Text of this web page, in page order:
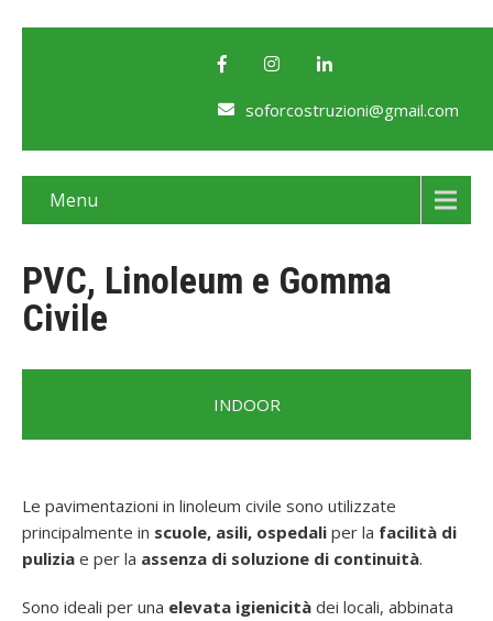
soforcostruzioni@gmail.com
Menu
PVC, Linoleum e Gomma
Civile
INDOOR
Le pavimentazioni in linoleum civile sono utilizzate
principalmente in scuole, asili, ospedali per la facilità di
pulizia e per la assenza di soluzione di continuità.
Sono ideali per una elevata igienicità dei locali, abbinata